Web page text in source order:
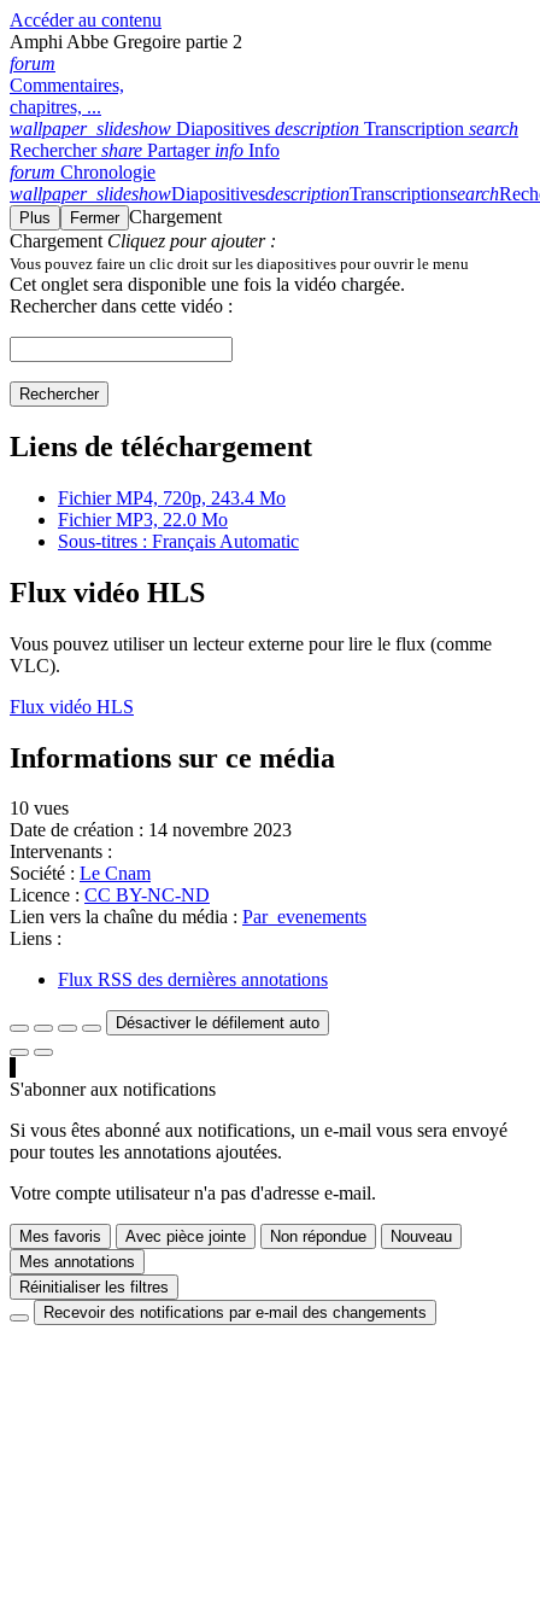
Accéder au contenu
Amphi Abbe Gregoire partie 2
forum
Commentaires,
chapitres, ...
wallpaper_slideshow Diapositives description Transcription search
Rechercher share Partager info Info
forum Chronologie
wallpaper_slideshowDiapositivesdescriptionTranscriptionsearch
Plus Fermer Chargement
Chargement Cliquez pour ajouter :
Vous pouvez faire un clic droit sur les diapositives pour ouvrir le menu
Cet onglet sera disponible une fois la vidéo chargée.
Rechercher dans cette vidéo :
Rechercher
Liens de téléchargement
Fichier MP4, 720p, 243.4 Mo
Fichier MP3, 22.0 Mo
Sous-titres : Français Automatic
Flux vidéo HLS
Vous pouvez utiliser un lecteur externe pour lire le flux (comme
VLC).
Flux vidéo HLS
Informations sur ce média
10 vues
Date de création : 14 novembre 2023
Intervenants :
Société : Le Cnam
Licence : CC BY-NC-ND
Lien vers la chaîne du média : Par_evenements
Liens :
Flux RSS des dernières annotations
Désactiver le défilement auto
S'abonner aux notifications
Si vous êtes abonné aux notifications, un e-mail vous sera envoyé
pour toutes les annotations ajoutées.
Votre compte utilisateur n'a pas d'adresse e-mail.
Mes favoris Avec pièce jointe Non répondue
Nouveau
Mes annotations
Réinitialiser les filtres
Recevoir des notifications par e-mail des changements